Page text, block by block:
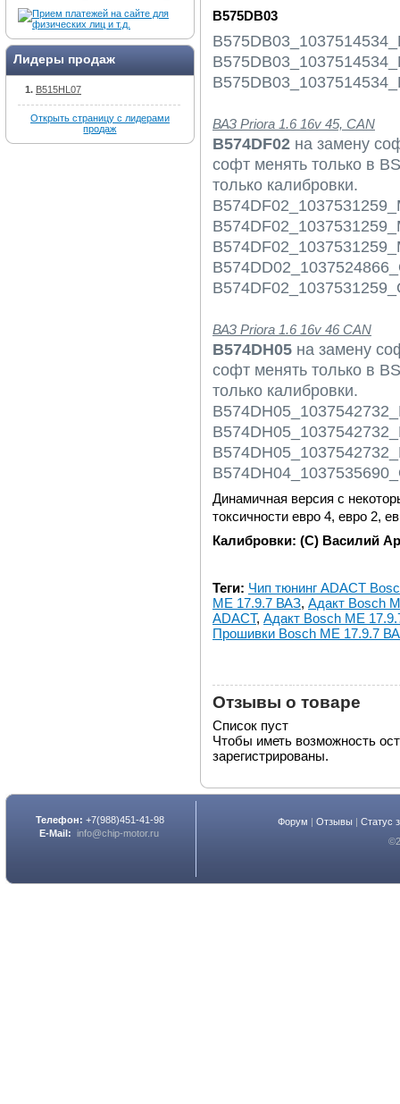
Лидеры продаж
B515HL07
Открыть страницу с лидерами
продаж
B575DB03
ВАЗ Priora 1.6 16v 45, CAN
B574DF02 на замену
софт менять только в
только калибровки.
ВАЗ Priora 1.6 16v 46 CAN
B574DH05 на замену
софт менять только в
только калибровки.
Динамичная версия с
токсичности евро 4, евро 2,
Калибровки: (C) Василий
Теги: Чип тюнинг ADACT
ME 17.9.7 ВАЗ, Адакт Bosch
ADACT, Адакт Bosch ME
Прошивки Bosch ME 17.9.7
Отзывы о товаре
Список пуст
Чтобы иметь возможность
зарегистрированы.
Телефон: +7(988)451-41-98
E-Mail: info@chip-motor.ru
Форум |Отзывы |Статус